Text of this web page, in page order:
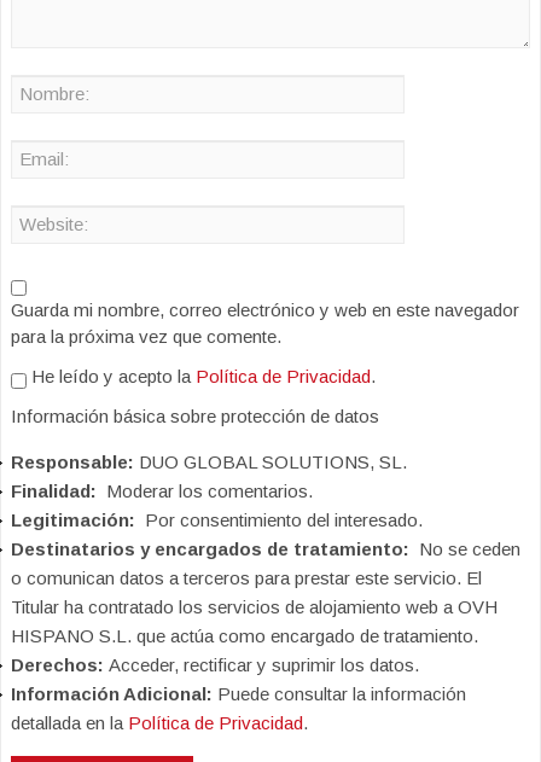
Guarda mi nombre, correo electrónico y web en este navegador
para la próxima vez que comente.
He leído y acepto la Política de Privacidad.
Información básica sobre protección de datos
Responsable: DUO GLOBAL SOLUTIONS, SL.
Finalidad: Moderar los comentarios.
Legitimación: Por consentimiento del interesado.
Destinatarios y encargados de tratamiento: No se ceden
o comunican datos a terceros para prestar este servicio. El
Titular ha contratado los servicios de alojamiento web a OVH
HISPANO S.L. que actúa como encargado de tratamiento.
Derechos: Acceder, rectificar y suprimir los datos.
Información Adicional: Puede consultar la información
detallada en la Política de Privacidad.